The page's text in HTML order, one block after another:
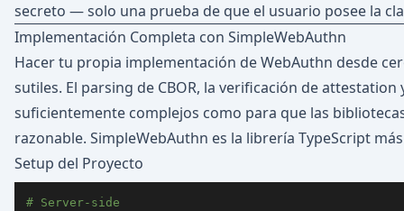
secreto — solo una prueba de que el usuario posee la
Implementación Completa con SimpleWebAuthn
Hacer tu propia implementación de WebAuthn desde
sutiles. El parsing de CBOR, la verificación de
suficientemente complejos como para que las
razonable. SimpleWebAuthn es la librería TypeScript
Setup del Proyecto
# Server-side